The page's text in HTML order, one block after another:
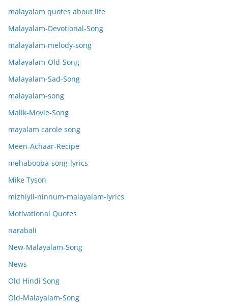
malayalam quotes about life
Malayalam-Devotional-Song
malayalam-melody-song
Malayalam-Old-Song
Malayalam-Sad-Song
malayalam-song
Malik-Movie-Song
mayalam carole song
Meen-Achaar-Recipe
mehabooba-song-lyrics
Mike Tyson
mizhiyil-ninnum-malayalam-lyrics
Motivational Quotes
narabali
New-Malayalam-Song
News
Old Hindi Song
Old-Malayalam-Song